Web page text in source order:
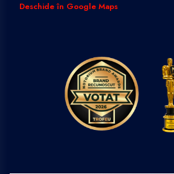
Deschide în Google Maps